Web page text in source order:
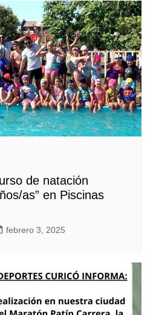
de natación
as” en Piscinas
febrero 3, 2025